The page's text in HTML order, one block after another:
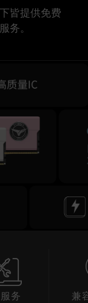
皆提供免费
务。
查询